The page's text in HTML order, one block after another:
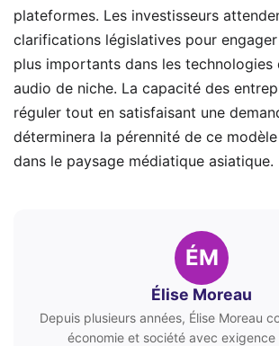
plateformes. Les investisseurs
clarifications législatives pour
plus importants dans les technologies
audio de niche. La capacité des
réguler tout en satisfaisant une
déterminera la pérennité de ce
dans le paysage médiatique asiatique.
ÉM
Élise Moreau
Depuis plusieurs années, Élise Moreau
économie et société avec exigence